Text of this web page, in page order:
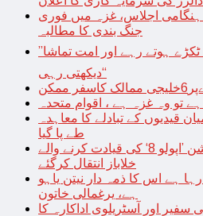
اجلاس، غزہ میں فوری
جنگ بندی کا مطالبہ
’’یا رسول اللہﷺ! ہمارے ٹکڑے ہوتے رہے اور امت تماشا
دیکھتی رہی‘‘
تو وہ غزہ ہے ، اقوام متحدہ
قیدیوں کے تبادلے کا معاہدہ
طے پا گیا
چاند کے پہلے انسانی مشن ’اپولو 8‘ کی قیادت کرنے والے
خلاباز انتقال کرگئے
ہے اس کا ذمہ دار نیتن یاہو
ہے، یرغمالی خاتون
سفیر اور آسٹریلوی اداکارہ کا